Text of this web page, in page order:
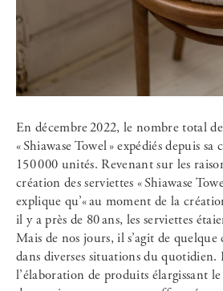
En décembre 2022, le nombre total
« Shiawase Towel » expédiés depuis sa
150 000 unités. Revenant sur les
création des serviettes « Shiawase
explique qu’« au moment de la
il y a près de 80 ans, les serviettes
Mais de nos jours, il s’agit de quelque
dans diverses situations du quotidien.
l’élaboration de produits élargissant